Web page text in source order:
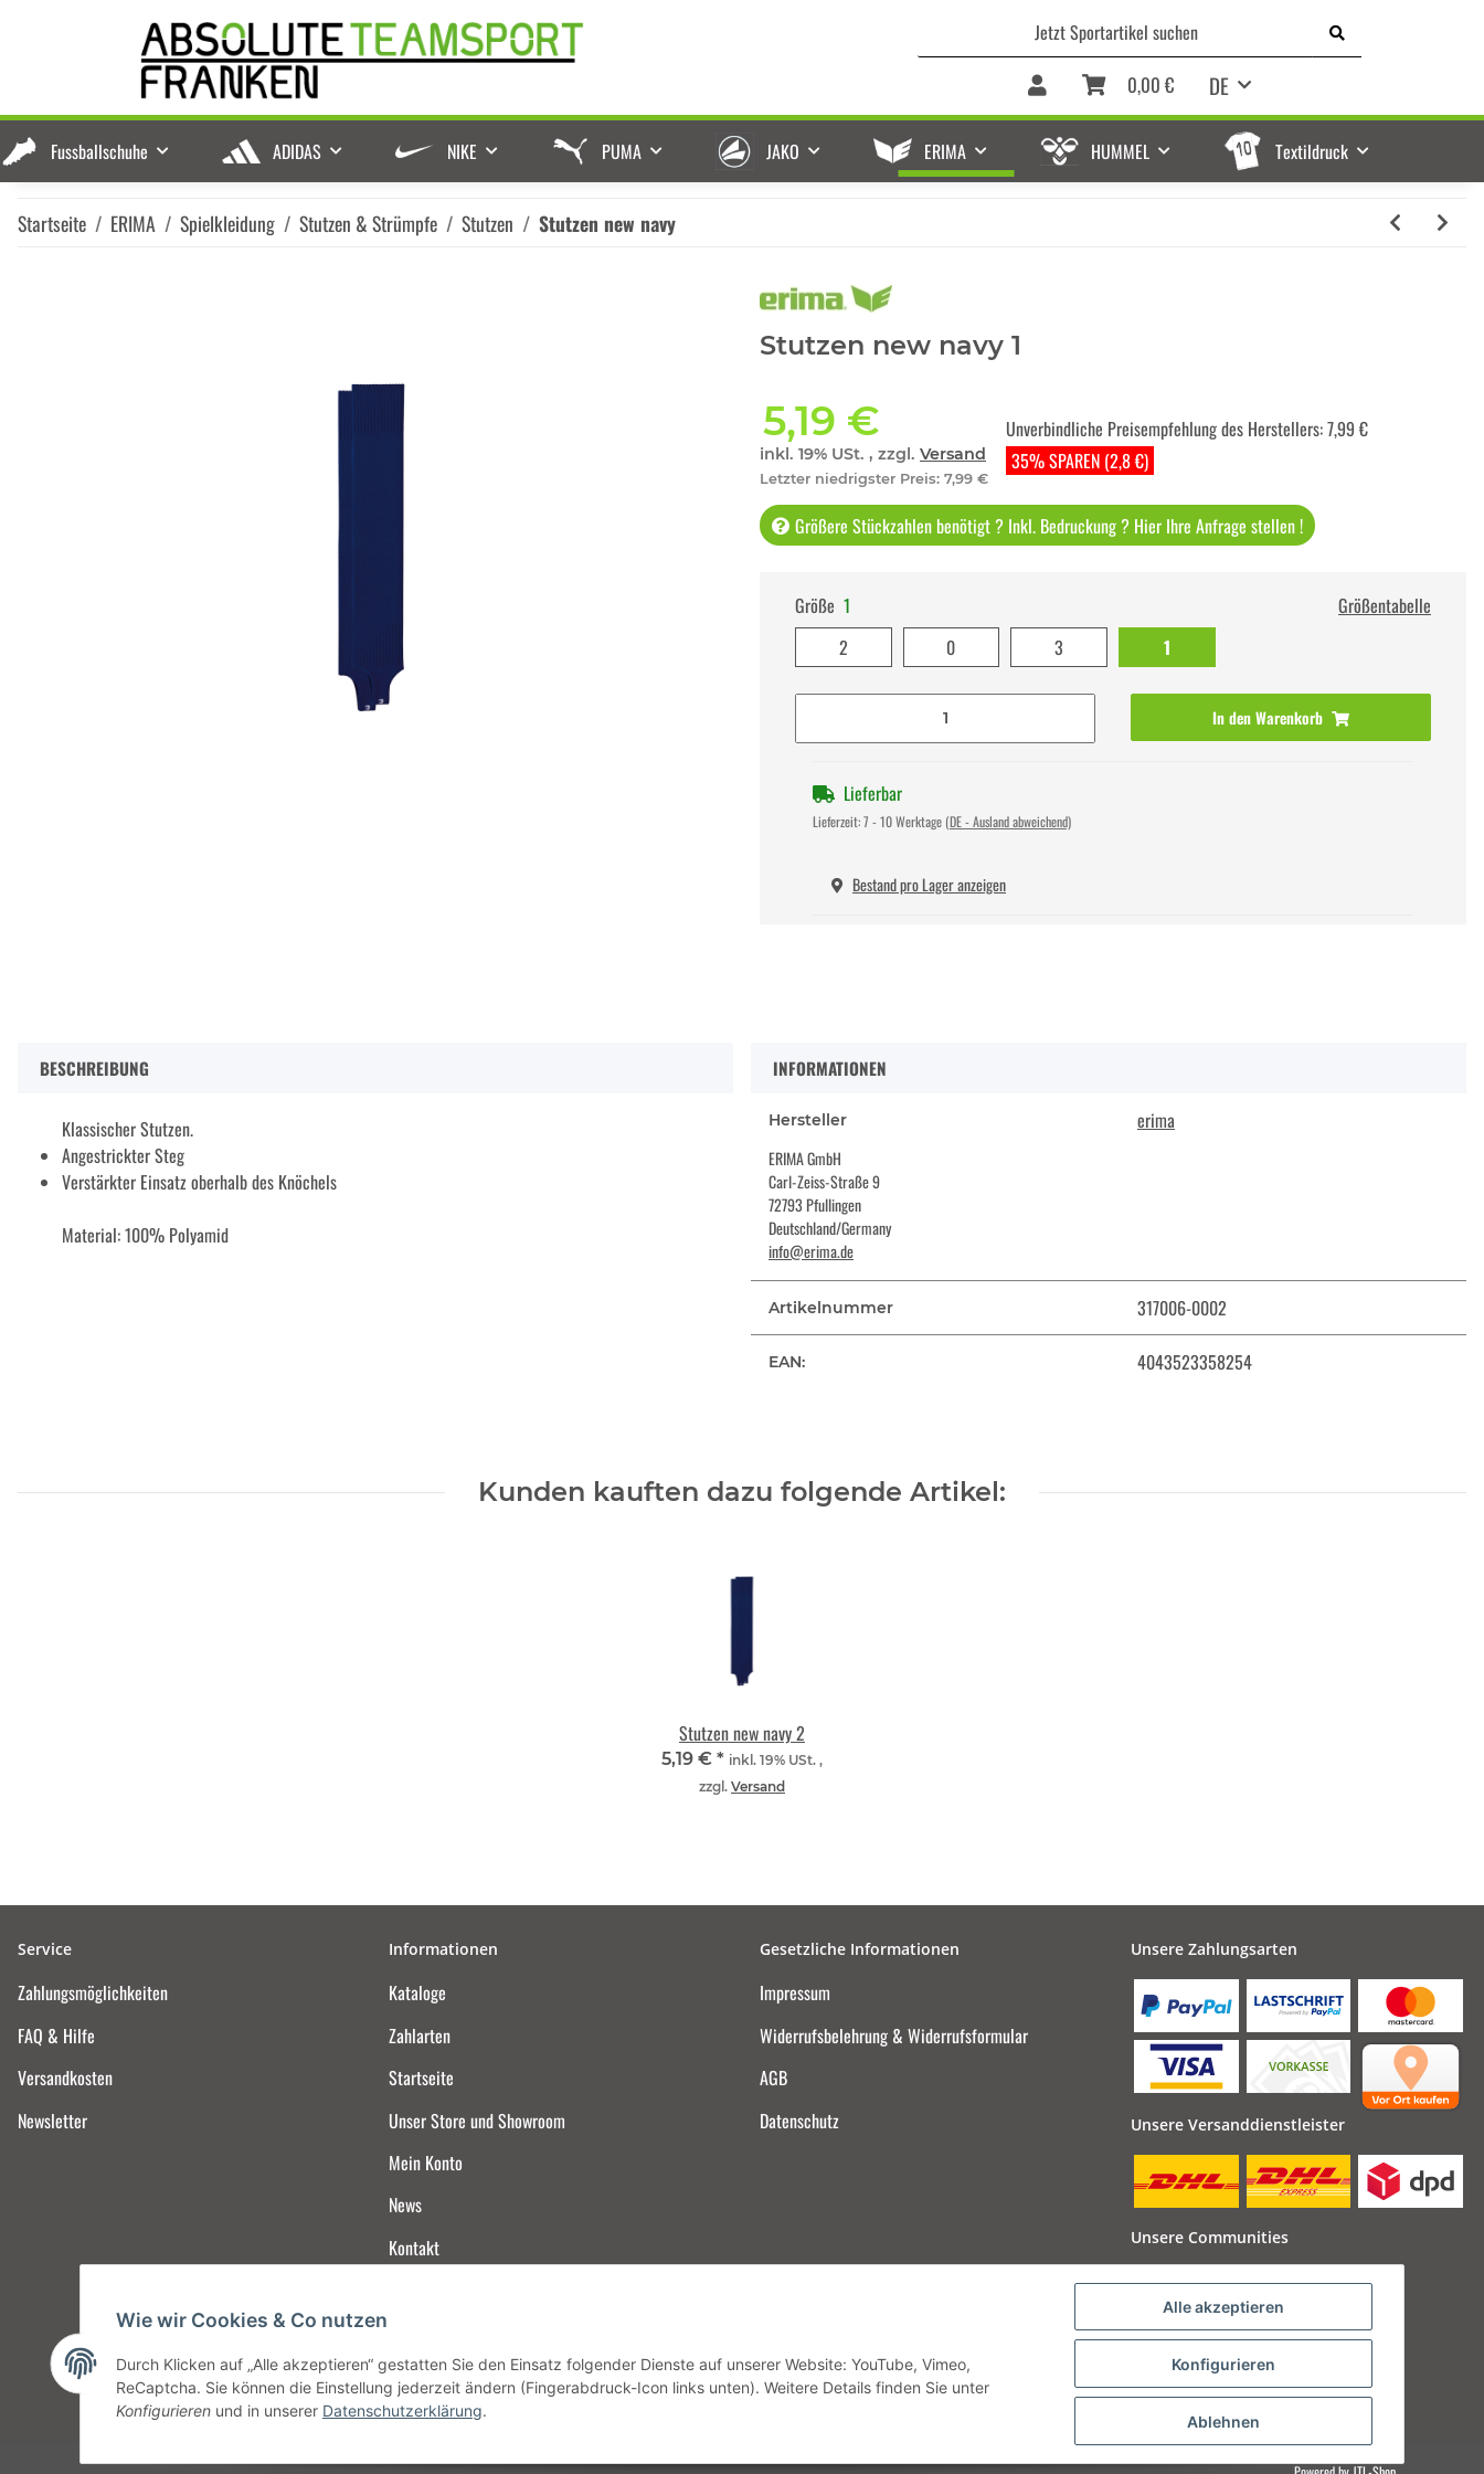
DE
0,00 €
Fussballschuhe ADIDAS NIKE PUMA JAKO ERIMA HUMMEL Textildruck
Startseite ERIMA Spielkleidung Stutzen & Strümpfe Stutzen Stutzen new navy
Stutzen new navy 1
5,19 €
inkl. 19% USt. , zzgl. Versand
Letzter niedrigster Preis: 7,99 €
35% SPAREN (2,8 €)
Unverbindliche Preisempfehlung des Herstellers:7,99 €
Größere Stückzahlen benötigt ? Inkl. Bedruckung ? Hier Ihre Anfrage stellen !
Größe 1
Größentabelle
2
0 3 1
In den Warenkorb
Lieferbar
Lieferzeit:7 - 10 Werktage (DE - Ausland abweichend)
Bestand pro Lager anzeigen
BESCHREIBUNG
Klassischer Stutzen.
Angestrickter Steg
Verstärkter Einsatz oberhalb des Knöchels
Material: 100% Polyamid
INFORMATIONEN
Hersteller erima
ERIMA GmbH
Carl-Zeiss-Straße 9
72793 Pfullingen
Deutschland/Germany
info@erima.de
Artikelnummer 317006-0002
EAN: 4043523358254
Kunden kauften dazu folgende Artikel:
Stutzen new navy 2
5,19 € * inkl. 19% USt. ,
zzgl. Versand
Service
Zahlungsmöglichkeiten
FAQ & Hilfe
Versandkosten
Newsletter
Informationen
Kataloge
Zahlarten
Startseite
Unser Store und Showroom
Mein Konto
News
Kontakt
Gesetzliche Informationen
Impressum
Widerrufsbelehrung & Widerrufsformular
AGB
Datenschutz
Unsere Zahlungsarten
Unsere Versanddienstleister
Unsere Communities
Vertrag widerrufen
Wie wir Cookies & Co nutzen
Durch Klicken auf „Alle akzeptieren“ gestatten Sie den Einsatz folgender Dienste auf unserer Website: YouTube, Vimeo,
ReCaptcha. Sie können die Einstellung jederzeit ändern (Fingerabdruck-Icon links unten). Weitere Details finden Sie unter
Konfigurieren und in unserer Datenschutzerklärung.
Alle akzeptieren
Konfigurieren
Ablehnen